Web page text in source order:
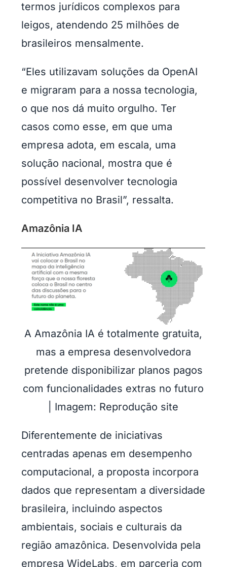
termos jurídicos complexos para
leigos, atendendo 25 milhões de
brasileiros mensalmente.
“Eles utilizavam soluções da OpenAI
e migraram para a nossa tecnologia,
o que nos dá muito orgulho. Ter
casos como esse, em que uma
empresa adota, em escala, uma
solução nacional, mostra que é
possível desenvolver tecnologia
competitiva no Brasil”, ressalta.
Amazônia IA
A Amazônia IA é totalmente gratuita,
mas a empresa desenvolvedora
pretende disponibilizar planos pagos
com funcionalidades extras no futuro
| Imagem: Reprodução site
Diferentemente de iniciativas
centradas apenas em desempenho
computacional, a proposta incorpora
dados que representam a diversidade
brasileira, incluindo aspectos
ambientais, sociais e culturais da
região amazônica. Desenvolvida pela
empresa WideLabs, em parceria com